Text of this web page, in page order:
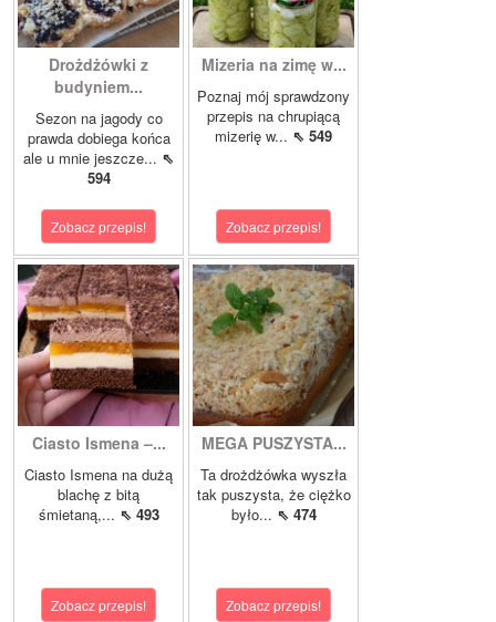
Drożdżówki z
budyniem...
Sezon na jagody co
prawda dobiega końca
ale u mnie jeszcze... ⇖
594
Zobacz przepis!
Mizeria na zimę w...
Poznaj mój sprawdzony
przepis na chrupiącą
mizerię w... ⇖ 549
Zobacz przepis!
Ciasto Ismena –...
Ciasto Ismena na dużą
blachę z bitą
śmietaną,... ⇖ 493
Zobacz przepis!
MEGA PUSZYSTA...
Ta drożdżówka wyszła
tak puszysta, że ciężko
było... ⇖ 474
Zobacz przepis!